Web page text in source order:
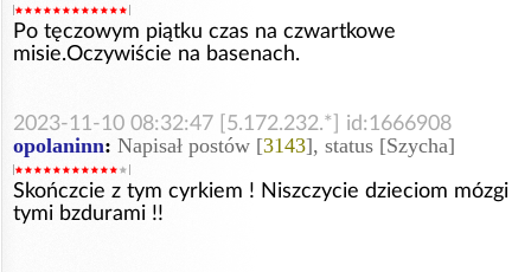
Po tęczowym piątku czas na czwartkowe
misie.Oczywiście na basenach.
2023-11-10 08:32:47 [5.172.232.*] id:1666908
opolaninn: Napisał postów [3143], status [Szycha]
Skończcie z tym cyrkiem ! Niszczycie dzieciom mózgi
tymi bzdurami !!